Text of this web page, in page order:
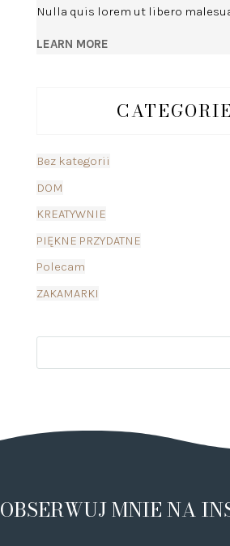
Nulla quis lorem ut libero
LEARN MORE
Bez kategorii
DOM
KREATYWNIE
PIĘKNE PRZYDATNE
Polecam
ZAKAMARKI
OBSERWUJ MNIE NA